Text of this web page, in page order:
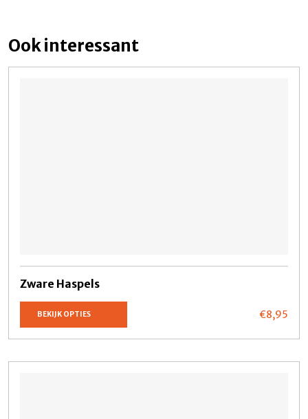
Ook interessant
Zware Haspels
BEKIJK OPTIES €8,95